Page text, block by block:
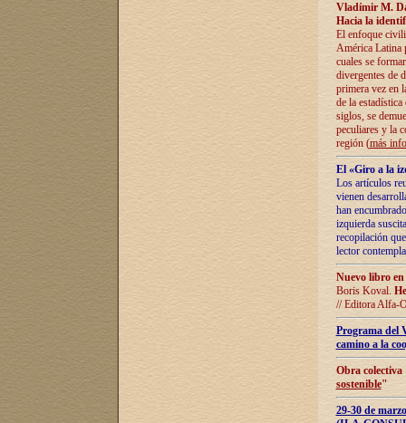
Vladímir M.
Hacia la
El enfoque
América Latina
cuales se
divergentes de
primera vez en
de la
siglos, se
peculiares y la
región (más
El «Giro a la
Los artículos
vienen
han
izquierda
recopilación
lector
Nuevo libro
Boris Koval.
// Editora Alfa-
Programa del
camino a la
Obra
sostenible"
29-30 de